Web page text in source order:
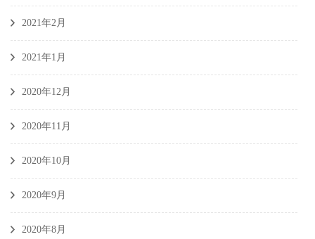
2021年2月
2021年1月
2020年12月
2020年11月
2020年10月
2020年9月
2020年8月